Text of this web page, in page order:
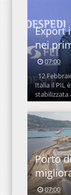
Export
nei
07:00
12
Italia il PIL
stabilizzata
Porto
07:00